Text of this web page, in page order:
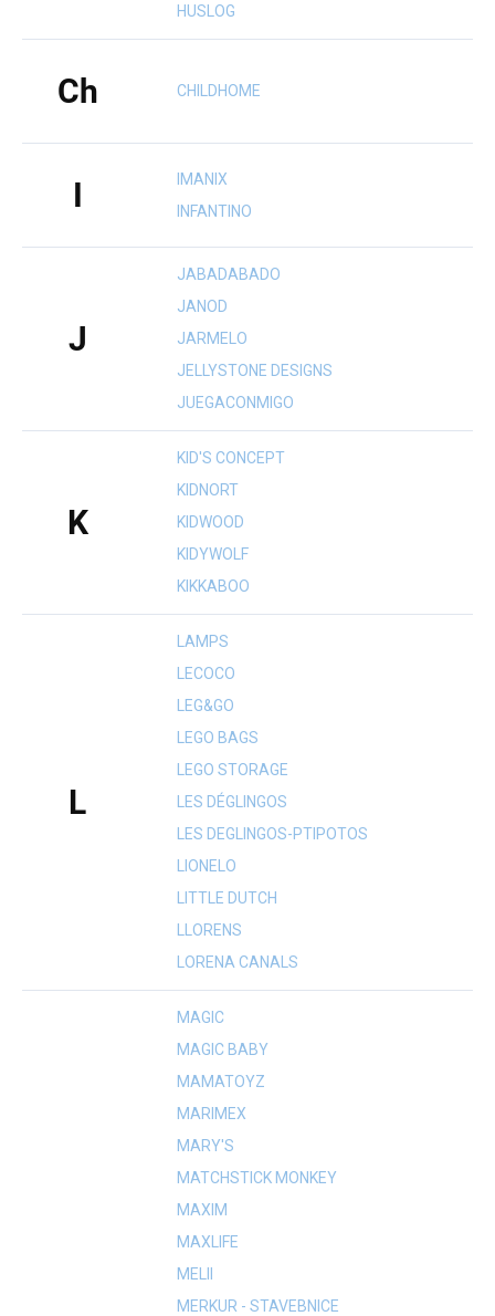
HUSLOG
Ch CHILDHOME
I
IMANIX
INFANTINO
J
JABADABADO
JANOD
JARMELO
JELLYSTONE DESIGNS
JUEGACONMIGO
K
KID'S CONCEPT
KIDNORT
KIDWOOD
KIDYWOLF
KIKKABOO
L
LAMPS
LECOCO
LEG&GO
LEGO BAGS
LEGO STORAGE
LES DÉGLINGOS
LES DEGLINGOS-PTIPOTOS
LIONELO
LITTLE DUTCH
LLORENS
LORENA CANALS
MAGIC
MAGIC BABY
MAMATOYZ
MARIMEX
MARY'S
MATCHSTICK MONKEY
MAXIM
MAXLIFE
MELII
MERKUR - STAVEBNICE